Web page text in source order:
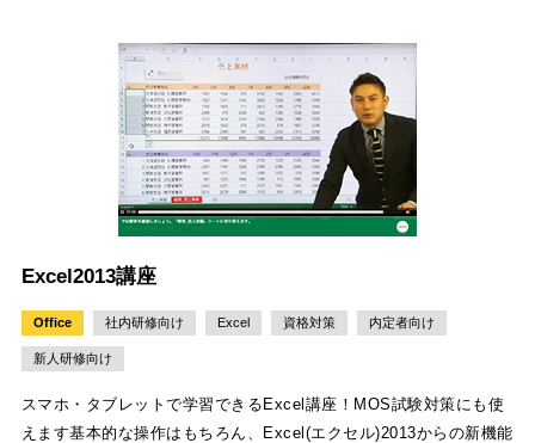
Excel2013講座
Office 社内研修向け Excel 資格対策 内定者向け
新人研修向け
スマホ・タブレットで学習できるExcel講座！MOS試験対策にも使
えます基本的な操作はもちろん、Excel(エクセル)2013からの新機能